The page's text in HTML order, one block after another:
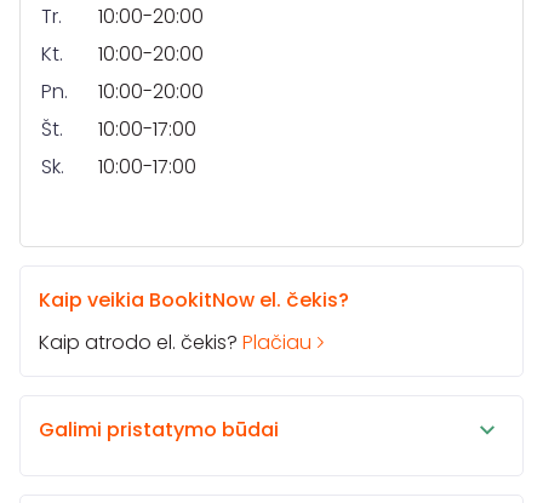
Tr.
10:00-20:00
Kt.
10:00-20:00
Pn.
10:00-20:00
Št.
10:00-17:00
Sk.
10:00-17:00
Kaip veikia BookitNow el. čekis?
Kaip atrodo el. čekis? Plačiau
Galimi pristatymo būdai